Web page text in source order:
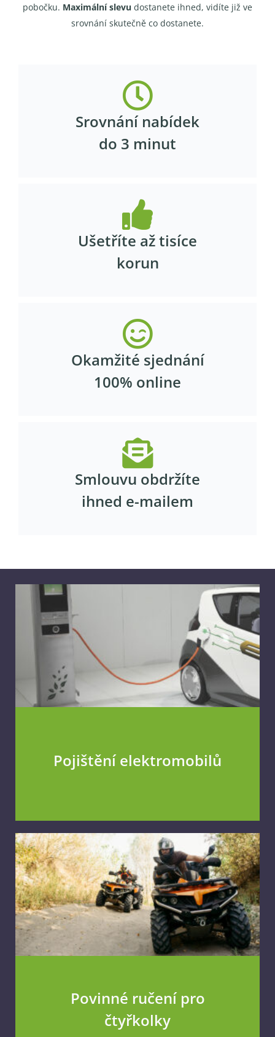
pobočku. Maximální slevu dostanete ihned, vidíte již ve
srovnání skutečně co dostanete.
Srovnání nabídek
do 3 minut
Ušetříte až tisíce
korun
Okamžité sjednání
100% online
Smlouvu obdržíte
ihned e-mailem
Pojištění elektromobilů
Povinné ručení pro
čtyřkolky